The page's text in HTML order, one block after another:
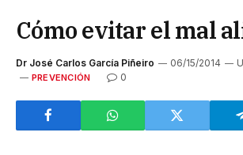
Cómo evitar el mal
Dr José Carlos García Piñeiro 06/15/2014
PREVENCIÓN 0